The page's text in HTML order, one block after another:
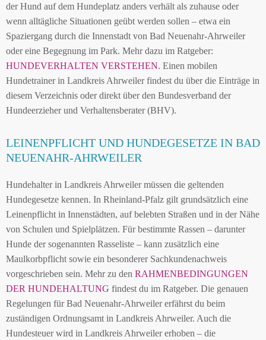
der Hund auf dem Hundeplatz anders verhält als zuhause oder
wenn alltägliche Situationen geübt werden sollen – etwa ein
Spaziergang durch die Innenstadt von Bad Neuenahr-Ahrweiler
oder eine Begegnung im Park. Mehr dazu im Ratgeber:
HUNDEVERHALTEN VERSTEHEN. Einen mobilen
Hundetrainer in Landkreis Ahrweiler findest du über die Einträge in
diesem Verzeichnis oder direkt über den Bundesverband der
Hundeerzieher und Verhaltensberater (BHV).
LEINENPFLICHT UND HUNDEGESETZE IN BAD
NEUENAHR-AHRWEILER
Hundehalter in Landkreis Ahrweiler müssen die geltenden
Hundegesetze kennen. In Rheinland-Pfalz gilt grundsätzlich eine
Leinenpflicht in Innenstädten, auf belebten Straßen und in der Nähe
von Schulen und Spielplätzen. Für bestimmte Rassen – darunter
Hunde der sogenannten Rasseliste – kann zusätzlich eine
Maulkorbpflicht sowie ein besonderer Sachkundenachweis
vorgeschrieben sein. Mehr zu den RAHMENBEDINGUNGEN
DER HUNDEHALTUNG findest du im Ratgeber. Die genauen
Regelungen für Bad Neuenahr-Ahrweiler erfährst du beim
zuständigen Ordnungsamt in Landkreis Ahrweiler. Auch die
Hundesteuer wird in Landkreis Ahrweiler erhoben – die